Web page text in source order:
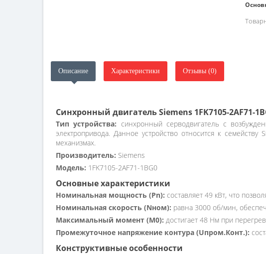
Описание Характеристики Отзывы (0)
Синхронный двигатель Siemens 1FK7105-2AF71-
Тип устройства: синхронный серводвигатель с
электропривода. Данное устройство относится к
механизмах.
Производитель: Siemens
Модель: 1FK7105-2AF71-1BG0
Основные характеристики
Номинальная мощность (Pn): составляет 49 кВт, что
Номинальная скорость (Nном): равна 3000 об/мин,
Максимальный момент (M0): достигает 48 Нм при
Промежуточное напряжение контура (Uпром.Конт.):
Конструктивные особенности